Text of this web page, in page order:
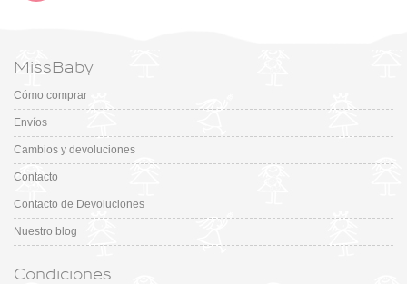
MissBaby
Cómo comprar
Envíos
Cambios y devoluciones
Contacto
Contacto de Devoluciones
Nuestro blog
Condiciones